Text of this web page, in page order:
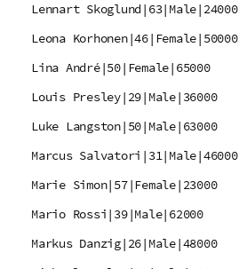
Lennart Skoglund|63|Male|24000
Leona Korhonen|46|Female|50000
Lina André|50|Female|65000
Louis Presley|29|Male|36000
Luke Langston|50|Male|63000
Marcus Salvatori|31|Male|46000
Marie Simon|57|Female|23000
Mario Rossi|39|Male|62000
Markus Danzig|26|Male|48000